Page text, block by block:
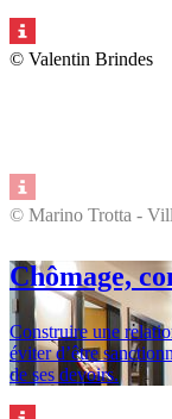
© Marino Trotta -
© Valentin Brindes
Chômage,
Construire une
éviter d’être
de ses devoirs.